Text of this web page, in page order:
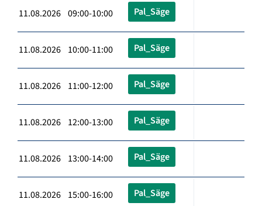
11.08.2026 09:00-10:00 Pal_Säge
11.08.2026 10:00-11:00 Pal_Säge
11.08.2026 11:00-12:00 Pal_Säge
11.08.2026 12:00-13:00 Pal_Säge
11.08.2026 13:00-14:00 Pal_Säge
11.08.2026 15:00-16:00 Pal_Säge